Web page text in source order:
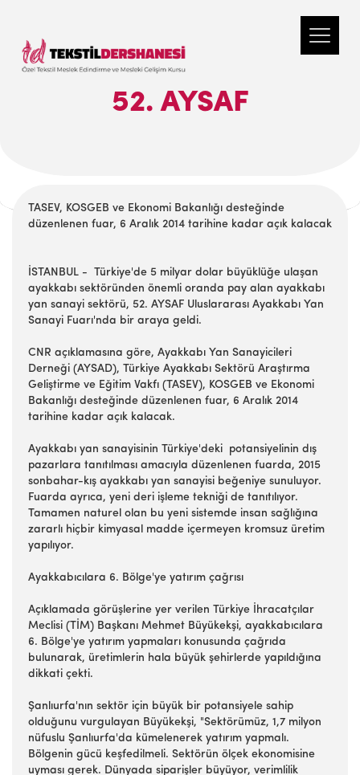
52. AYSAF
TASEV, KOSGEB ve Ekonomi Bakanlığı desteğinde
düzenlenen fuar, 6 Aralık 2014 tarihine kadar açık kalacak
İSTANBUL - Türkiye'de 5 milyar dolar büyüklüğe ulaşan
ayakkabı sektöründen önemli oranda pay alan ayakkabı
yan sanayi sektörü, 52. AYSAF Uluslararası Ayakkabı Yan
Sanayi Fuarı'nda bir araya geldi.
CNR açıklamasına göre, Ayakkabı Yan Sanayicileri
Derneği (AYSAD), Türkiye Ayakkabı Sektörü Araştırma
Geliştirme ve Eğitim Vakfı (TASEV), KOSGEB ve Ekonomi
Bakanlığı desteğinde düzenlenen fuar, 6 Aralık 2014
tarihine kadar açık kalacak.
Ayakkabı yan sanayisinin Türkiye'deki potansiyelinin dış
pazarlara tanıtılması amacıyla düzenlenen fuarda, 2015
sonbahar-kış ayakkabı yan sanayisi beğeniye sunuluyor.
Fuarda ayrıca, yeni deri işleme tekniği de tanıtılıyor.
Tamamen naturel olan bu yeni sistemde insan sağlığına
zararlı hiçbir kimyasal madde içermeyen kromsuz üretim
yapılıyor.
Ayakkabıcılara 6. Bölge'ye yatırım çağrısı
Açıklamada görüşlerine yer verilen Türkiye İhracatçılar
Meclisi (TİM) Başkanı Mehmet Büyükekşi, ayakkabıcılara
6. Bölge'ye yatırım yapmaları konusunda çağrıda
bulunarak, üretimlerin hala büyük şehirlerde yapıldığına
dikkati çekti.
Şanlıurfa'nın sektör için büyük bir potansiyele sahip
olduğunu vurgulayan Büyükekşi, "Sektörümüz, 1,7 milyon
nüfuslu Şanlıurfa'da kümelenerek yatırım yapmalı.
Bölgenin gücü keşfedilmeli. Sektörün ölçek ekonomisine
uyması gerek. Dünyada siparişler büyüyor, verimlilik